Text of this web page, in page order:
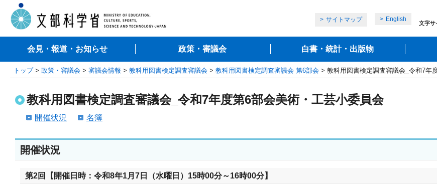
サイトマップ English
文字サ
会見・報道・お知らせ 政策・審議会 白書・統計・出版物
トップ> 政策・審議会 > 審議会情報 > 教科用図書検定調査審議会 > 教科用図書検定調査審議会 第6部会 > 教科用図書検定調査審議会_令和7年
教科用図書検定調査審議会_令和7年度第6部会美術・工芸小委員会
開催状況 名簿
開催状況
第2回【開催日時：令和8年1月7日（水曜日）15時00分～16時00分】